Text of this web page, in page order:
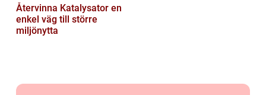
Återvinna Katalysator en
enkel väg till större
miljönytta